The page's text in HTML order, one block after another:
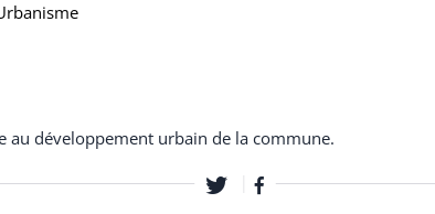
au développement urbain de la commune.